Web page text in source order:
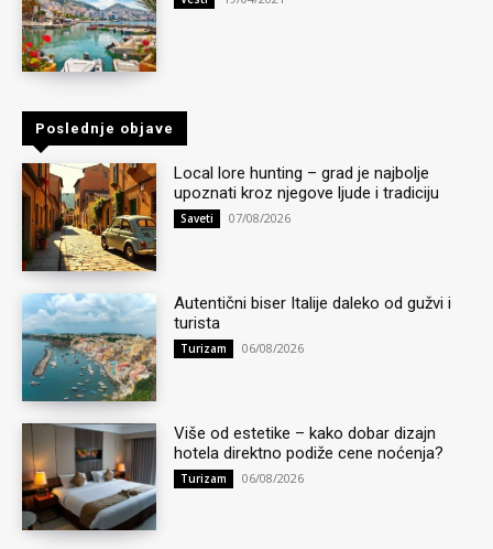
Poslednje objave
Local lore hunting – grad je najbolje
upoznati kroz njegove ljude i tradiciju
Saveti 07/08/2026
Autentični biser Italije daleko od gužvi i
turista
Turizam 06/08/2026
Više od estetike – kako dobar dizajn
hotela direktno podiže cene noćenja?
Turizam 06/08/2026